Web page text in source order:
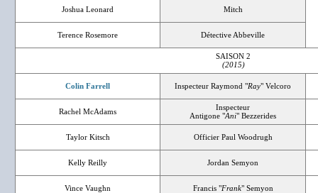
Joshua Leonard Mitch
Terence Rosemore Détective Abbeville
SAISON 2
(2015)
Colin Farrell Inspecteur Raymond "Ray" Velcoro
Rachel McAdams
Inspecteur
Antigone "Ani" Bezzerides
Taylor Kitsch Officier Paul Woodrugh
Kelly Reilly Jordan Semyon
Vince Vaughn Francis "Frank" Semyon